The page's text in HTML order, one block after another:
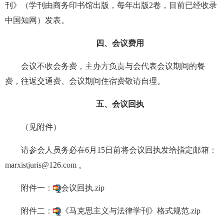
刊》（学刊由商务印书馆出版，每年出版2卷，目前已经收录
中国知网）发表。
四、会议费用
会议不收会务费，主办方负责与会代表会议期间的餐
费，往返交通费、会议期间住宿费敬请自理。
五、会议回执
（见附件）
请参会人员务必在6月15日前将会议回执发给指定邮箱：
marxistjuris@126.com 。
附件一： 会议回执.zip
附件二： 《马克思主义与法律学刊》格式规范.zip